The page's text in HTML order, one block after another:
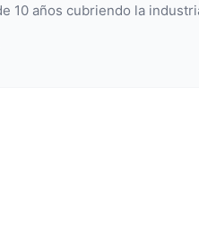
10 años cubriendo la